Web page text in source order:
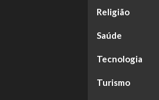
Religião
Saúde
Tecnologia
Turismo